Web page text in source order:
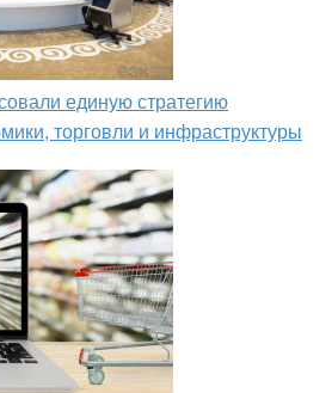
единую стратегию
торговли и инфраструктуры